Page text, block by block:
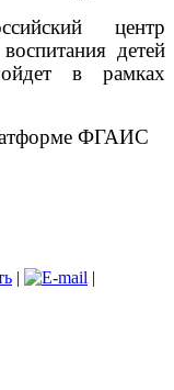
центр
детей
в рамках
ФГАИС
|
|